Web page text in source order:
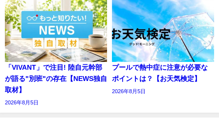
「VIVANT」で注目! 陸自元幹部
が語る"別班"の存在【NEWS独自
取材】
2026年8月5日
プールで熱中症に注意が必要な
ポイントは？【お天気検定】
2026年8月5日